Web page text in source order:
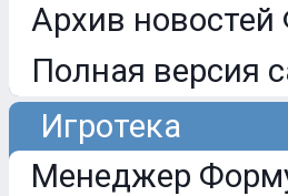
Архив
Полная версия
Игротека
Менеджер